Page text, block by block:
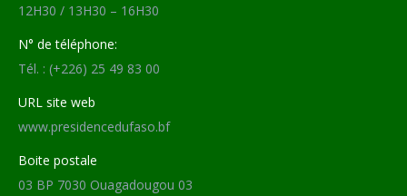
12H30 / 13H30 – 16H30
N° de téléphone:
Tél. : (+226) 25 49 83 00
URL site web
www.presidencedufaso.bf
Boite postale
03 BP 7030 Ouagadougou 03